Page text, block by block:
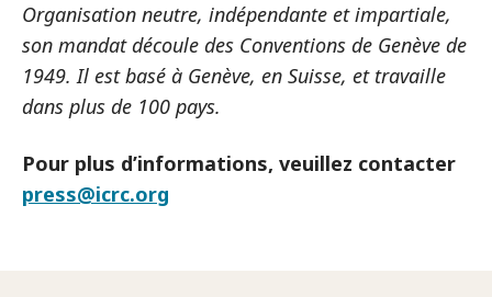
Organisation neutre, indépendante et impartiale,
son mandat découle des Conventions de Genève de
1949. Il est basé à Genève, en Suisse, et travaille
dans plus de 100 pays.
Pour plus d’informations, veuillez contacter
press@icrc.org